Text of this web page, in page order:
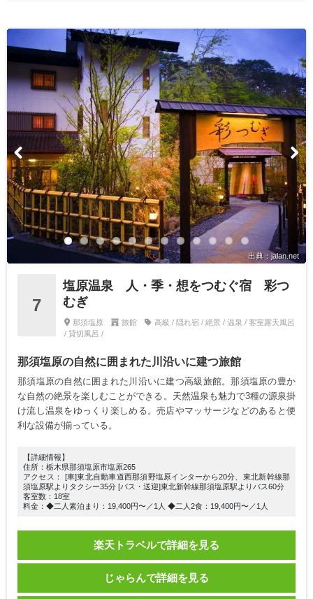
出典：jalan.net
7
塩原温泉 人・季・想をつむぐ宿 彩つ
むぎ
那須塩原 旅館
高級 / 隠れ宿 / 絶景 / 温泉 / 客室露天風呂
/ 貸切風呂 /
那須塩原の自然に囲まれた川沿いに建つ旅館
那須塩原の自然に囲まれた川沿いに建つ高級旅館。那須塩原の豊か
な自然の絶景を楽しむことができる。天然温泉も魅力で3種の源泉掛
け流し温泉をゆっくり楽しめる。売店やマッサージなどのあると便
利な設備が揃っている。
【詳細情報】
住所：栃木県那須塩原市塩原265
アクセス： [車]東北自動車道西那須野塩原インターから20分、東北新幹線那
須塩原駅よりタクシー35分 [バス・送迎]東北新幹線那須塩原駅よりバス60分
客室数：18室
料金：◆二人素泊まり：19,400円〜／1人 ◆二人2食：19,400円〜／1人
楽天トラベルで詳細を見る
じゃらんで詳細を見る